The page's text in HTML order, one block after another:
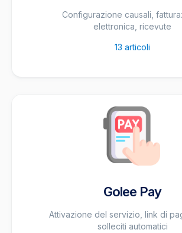
Configurazione causali,
elettronica, ricevute
13 articoli
Golee Pay
Attivazione del servizio, link di
solleciti automatici